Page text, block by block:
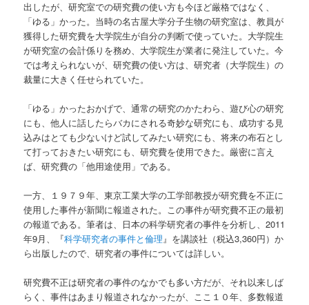
出したが、研究室での研究費の使い方も今ほど厳格ではなく、
「ゆる」かった。当時の名古屋大学分子生物の研究室は、教員が
獲得した研究費を大学院生が自分の判断で使っていた。大学院生
が研究室の会計係りを務め、大学院生が業者に発注していた。今
では考えられないが、研究費の使い方は、研究者（大学院生）の
裁量に大きく任せられていた。
「ゆる」かったおかげで、通常の研究のかたわら、遊び心の研究
にも、他人に話したらバカにされる奇妙な研究にも、成功する見
込みはとても少ないけど試してみたい研究にも、将来の布石とし
て打っておきたい研究にも、研究費を使用できた。厳密に言え
ば、研究費の「他用途使用」である。
一方、１９７９年、東京工業大学の工学部教授が研究費を不正に
使用した事件が新聞に報道された。この事件が研究費不正の最初
の報道である。筆者は、日本の科学研究者の事件を分析し、2011
年9月、『科学研究者の事件と倫理』を講談社（税込3,360円）か
ら出版したので、研究者の事件については詳しい。
研究費不正は研究者の事件のなかでも多い方だが、それ以来しば
らく、事件はあまり報道されなかったが、ここ１０年、多数報道